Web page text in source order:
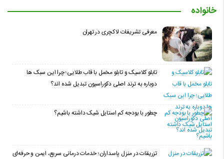
خانواده
معرفی تشریفات لاکچری در تهران
تابلو کلاسیک و تابلو مخمل با قاب طلایی؛ چرا این سبک ها
دوباره به ترند اصلی دکوراسیون تبدیل شده اند؟
چطور با بودجه کم استایل شیک داشته باشیم؟
تزریقات در منزل پاسداران؛ خدمات درمانی سریع، ایمن و حرفه‌ای